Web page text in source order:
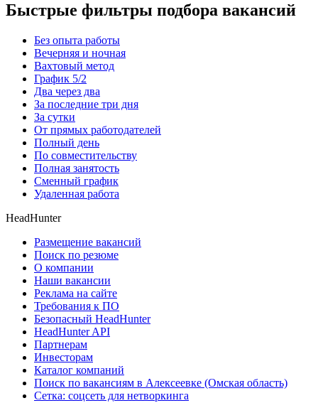
Быстрые фильтры подбора вакансий
Без опыта работы
Вечерняя и ночная
Вахтовый метод
График 5/2
Два через два
За последние три дня
За сутки
От прямых работодателей
Полный день
По совместительству
Полная занятость
Сменный график
Удаленная работа
HeadHunter
Размещение вакансий
Поиск по резюме
О компании
Наши вакансии
Реклама на сайте
Требования к ПО
Безопасный HeadHunter
HeadHunter API
Партнерам
Инвесторам
Каталог компаний
Поиск по вакансиям в Алексеевке (Омская область)
Сетка: соцсеть для нетворкинга